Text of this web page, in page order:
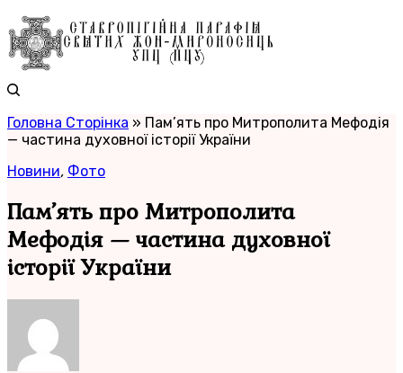
Головна Сторінка » Пам’ять про Митрополита Мефодія
— частина духовної історії України
Новини, Фото
Пам’ять про Митрополита
Мефодія — частина духовної
історії України